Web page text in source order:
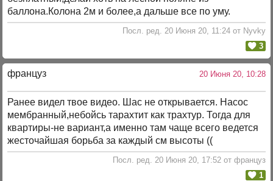
баллона.Колона 2м и более,а дальше все по уму.
Посл. ред. 20 Июня 20, 11:24 от Nyvky
3
француз 20 Июня 20, 10:28
Ранее видел твое видео. Шас не открывается. Насос
мембранный,небойсь тарахтит как трахтур. Тогда для
квартиры-не вариант,а именно там чаще всего ведется
жесточайшая борьба за каждый см высоты ((
Посл. ред. 20 Июня 20, 17:52 от француз
1